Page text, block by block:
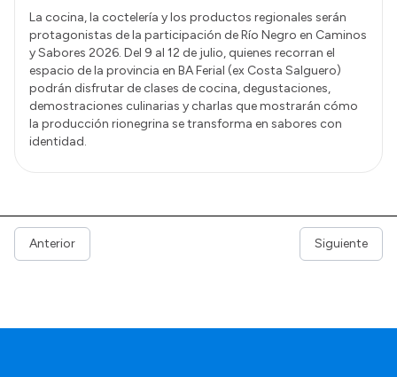
La cocina, la coctelería y los productos regionales serán
protagonistas de la participación de Río Negro en Caminos
y Sabores 2026. Del 9 al 12 de julio, quienes recorran el
espacio de la provincia en BA Ferial (ex Costa Salguero)
podrán disfrutar de clases de cocina, degustaciones,
demostraciones culinarias y charlas que mostrarán cómo
la producción rionegrina se transforma en sabores con
identidad.
Anterior Siguiente